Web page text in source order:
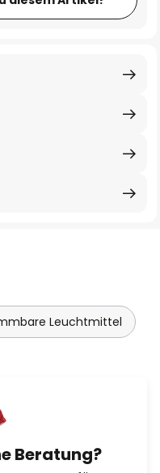
Leuchtmittel
Beratung?